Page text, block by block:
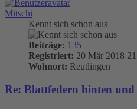
Mitschi
Kennt sich schon aus
Beiträge: 135
Registriert: 20 Mär 2018
Wohnort: Reutlingen
Re: Blattfedern hinten und